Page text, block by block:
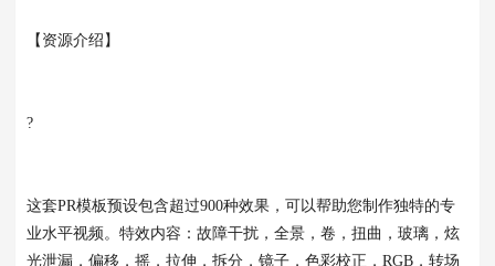
【资源介绍】
?
这套PR模板预设包含超过900种效果，可以帮助您制作独特的专
业水平视频。特效内容：故障干扰，全景，卷，扭曲，玻璃，炫
光泄漏，偏移，摇，拉伸，拆分，镜子，色彩校正，RGB，转场